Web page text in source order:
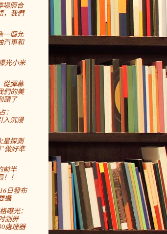
場照合
，我們
一個允
汽車和
光小米
從彈幕
們的美
頭了
：
入沉浸
星探測
做好準
前半
！
日發布
攝
曝光：
副屏
處理器